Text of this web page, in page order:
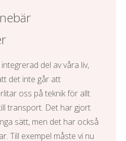
del av våra liv,
det inte går att
oss på teknik för allt
transport. Det har gjort
sätt, men det har också
Till exempel måste vi nu